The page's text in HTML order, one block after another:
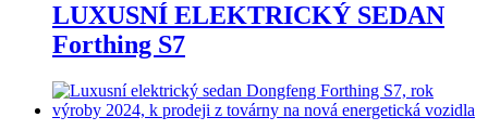
LUXUSNÍ ELEKTRICKÝ SEDAN
Forthing S7